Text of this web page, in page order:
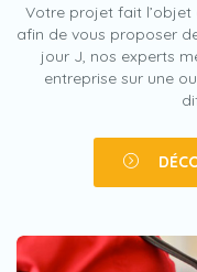
Votre projet fait l’objet
afin de vous proposer
jour J, nos experts
entreprise sur une